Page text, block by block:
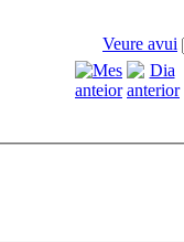
Veure avui